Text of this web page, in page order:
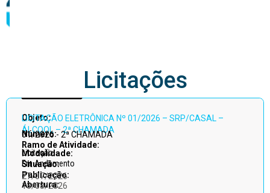
Acessar
todos
Licitações
Objeto:
LICITAÇÃO ELETRÔNICA Nº 01/2026 – SRP/CASAL –
ÁLCOOL – 2ª CHAMADA
Número:
01/2026 - 2ª CHAMADA
Ramo de Atividade:
Modalidade:
Licitação
Situação:
Em Andamento
Publicação:
27/07/2026
Abertura:
13/08/2026